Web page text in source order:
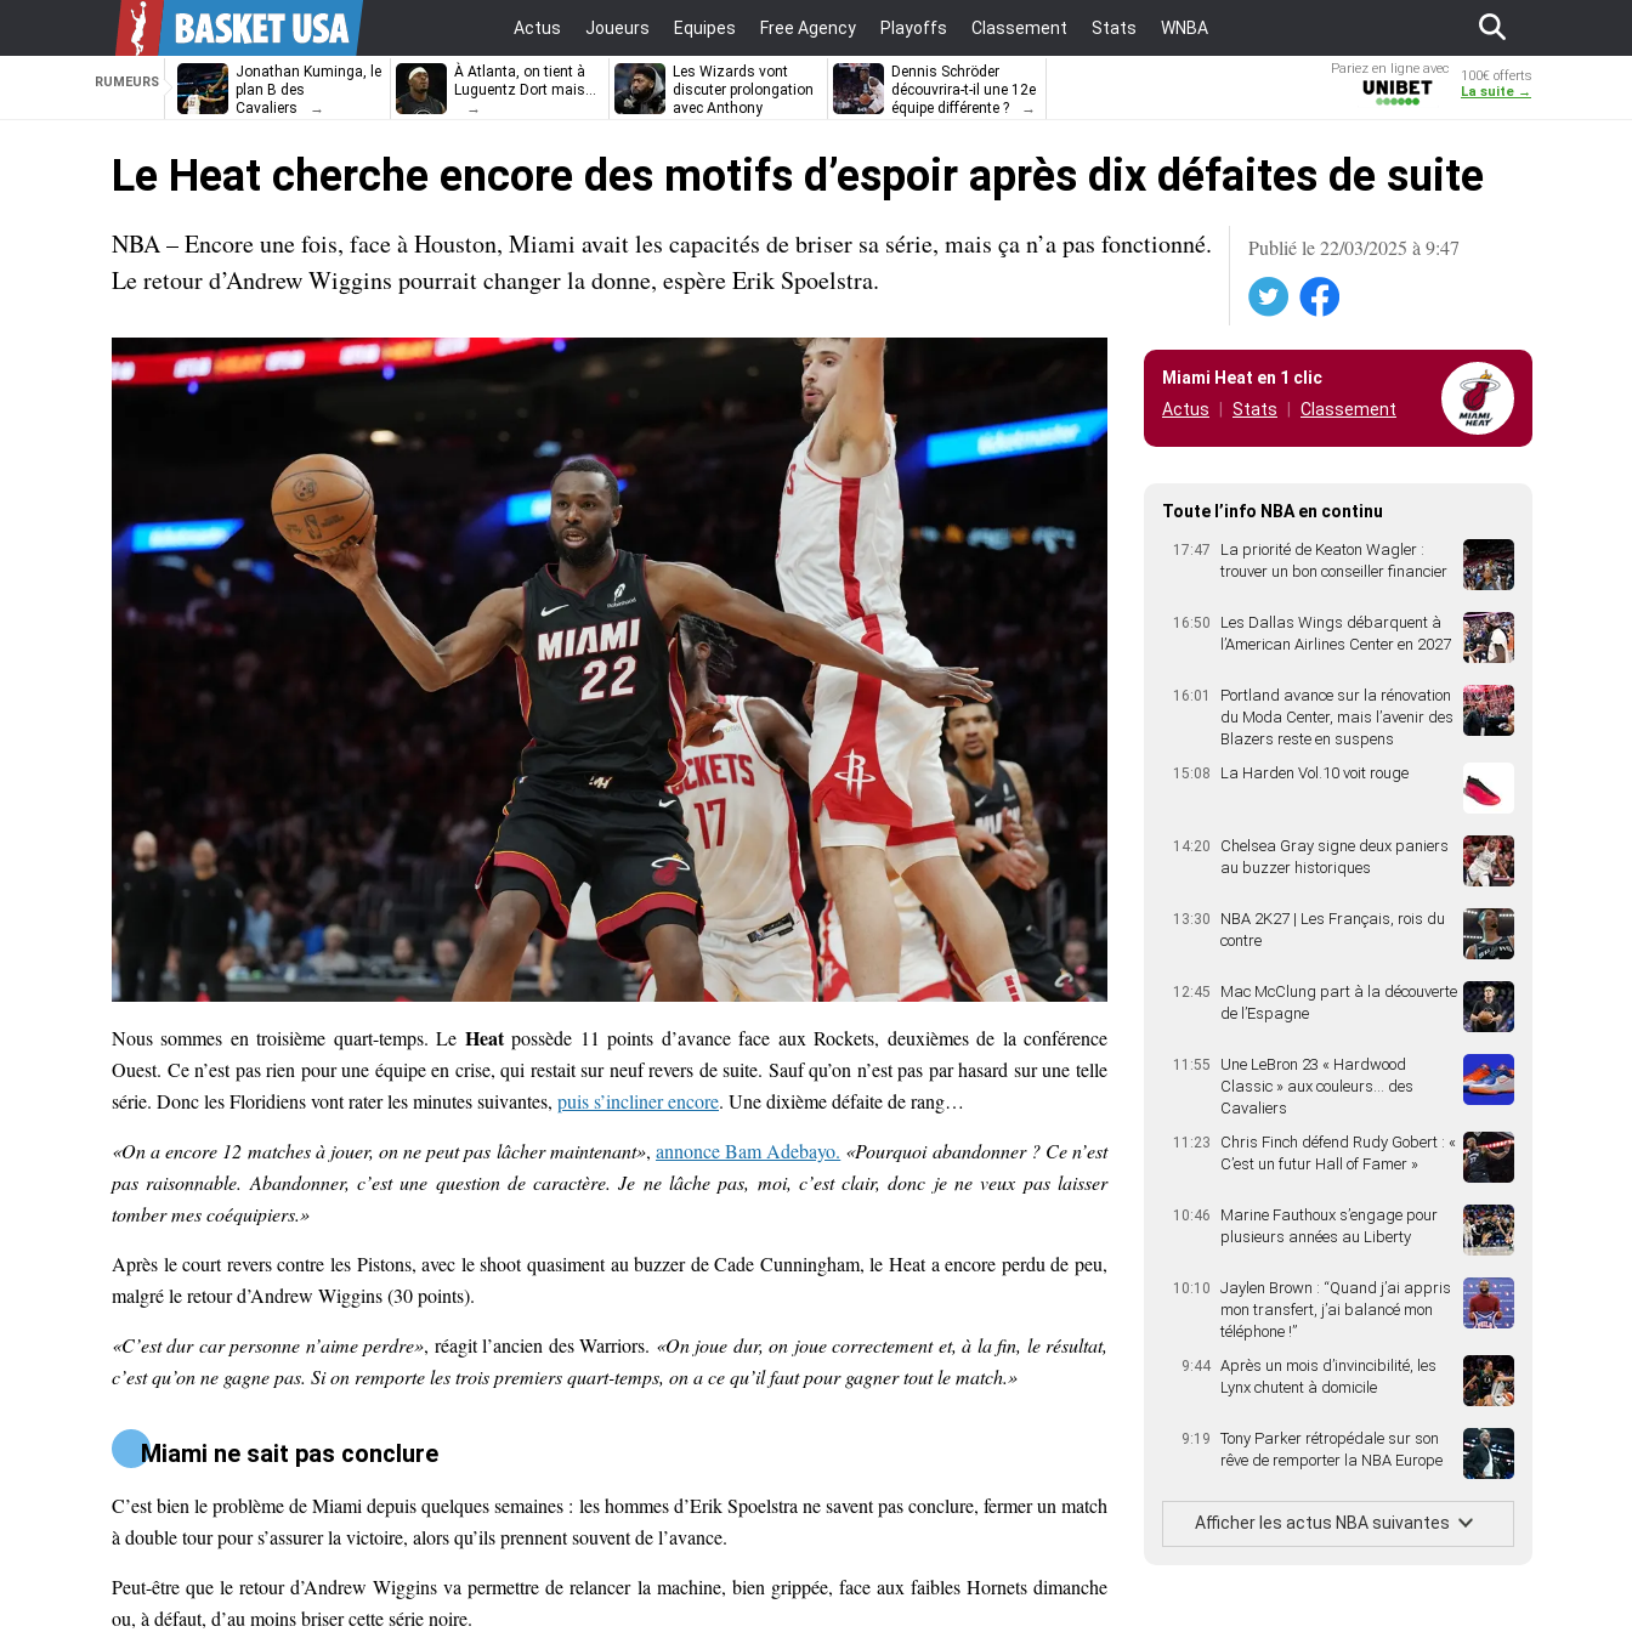
Actus Joueurs Equipes Free Agency Playoffs Classement Stats WNBA
RUMEURS
Jonathan Kuminga, le
plan B des
Cavaliers
À Atlanta, on tient à
Luguentz Dort mais…
Les Wizards vont
discuter prolongation
avec Anthony
Dennis Schröder
découvrira-t-il une 12e
équipe différente ?
Pariez en ligne avec
100€ offerts
La suite →
Le Heat cherche encore des motifs d’espoir après dix défaites de suite
Publié le 22/03/2025 à 9:47
Facebook
NBA – Encore une fois, face à Houston, Miami avait les capacités de briser sa série, mais ça n’a pas fonctionné.
Le retour d’Andrew Wiggins pourrait changer la donne, espère Erik Spoelstra.
Nous sommes en troisième quart-temps. Le Heatpossède 11 points d’avance face aux Rockets, deuxièmes de la conférence
Ouest. Ce n’est pas rien pour une équipe en crise, qui restait sur neuf revers de suite. Sauf qu’on n’est pas par hasard sur une telle
série. Donc les Floridiens vont rater les minutes suivantes, puis s’incliner encore. Une dixième défaite de rang…
«On a encore 12 matches à jouer, on ne peut pas lâcher maintenant», annonce Bam Adebayo. «Pourquoi abandonner ? Ce n’est
pas raisonnable. Abandonner, c’est une question de caractère. Je ne lâche pas, moi, c’est clair, donc je ne veux pas laisser
tomber mes coéquipiers.»
Après le court revers contre les Pistons, avec le shoot quasiment au buzzer de Cade Cunningham, le Heat a encore perdu de peu,
malgré le retour d’Andrew Wiggins (30 points).
«C’est dur car personne n’aime perdre», réagit l’ancien des Warriors. «On joue dur, on joue correctement et, à la fin, le résultat,
c’est qu’on ne gagne pas. Si on remporte les trois premiers quart-temps, on a ce qu’il faut pour gagner tout le match.»
Miami ne sait pas conclure
C’est bien le problème de Miami depuis quelques semaines : les hommes d’Erik Spoelstra ne savent pas conclure, fermer un match
à double tour pour s’assurer la victoire, alors qu’ils prennent souvent de l’avance.
Peut-être que le retour d’Andrew Wiggins va permettre de relancer la machine, bien grippée, face aux faibles Hornets dimanche
ou, à défaut, d’au moins briser cette série noire.
Miami Heat en 1 clic
Actus
Stats Classement
Toute l’info NBA en continu
17:47
La priorité de Keaton Wagler :
trouver un bon conseiller financier
16:50
Les Dallas Wings débarquent à
l’American Airlines Center en 2027
16:01
Portland avance sur la rénovation
du Moda Center, mais l’avenir des
Blazers reste en suspens
15:08 La Harden Vol.10 voit rouge
14:20
Chelsea Gray signe deux paniers
au buzzer historiques
13:30
NBA 2K27 | Les Français, rois du
contre
12:45
Mac McClung part à la découverte
de l’Espagne
11:55
Une LeBron 23 « Hardwood
Classic » aux couleurs… des
Cavaliers
11:23
Chris Finch défend Rudy Gobert : «
C’est un futur Hall of Famer »
10:46
Marine Fauthoux s’engage pour
plusieurs années au Liberty
10:10
Jaylen Brown : “Quand j’ai appris
mon transfert, j’ai balancé mon
téléphone !”
9:44 Après un mois d’invincibilité, les
Lynx chutent à domicile
9:19
Tony Parker rétropédale sur son
rêve de remporter la NBA Europe
Afficher les actus NBA suivantes